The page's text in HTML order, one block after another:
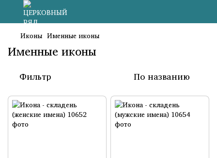
Иконы Именные иконы
Именные иконы
Фильтр По названию